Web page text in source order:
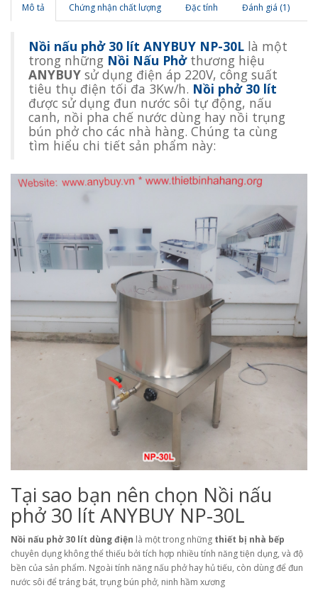
Mô tả Chứng nhận chất lượng Đặc tính Đánh giá (1)
Nồi nấu phở 30 lít ANYBUY NP-30L là một
trong những Nồi Nấu Phởthương hiệu
ANYBUY sử dụng điện áp 220V, công suất
tiêu thụ điện tối đa 3Kw/h. Nồi phở 30 lít
được sử dụng đun nước sôi tự động, nấu
canh, nồi pha chế nước dùng hay nồi trụng
bún phở cho các nhà hàng. Chúng ta cùng
tìm hiểu chi tiết sản phẩm này:
Tại sao bạn nên chọn Nồi nấu
phở 30 lít ANYBUY NP-30L
Nồi nấu phở 30 lít dùng điện là một trong những thiết bị nhà bếp
chuyên dụng không thể thiếu bởi tích hợp nhiều tính năng tiện dụng, và độ
bền của sản phẩm. Ngoài tính năng nấu phở hay hủ tiếu, còn dùng để đun
nước sôi để tráng bát, trụng bún phở, ninh hầm xương